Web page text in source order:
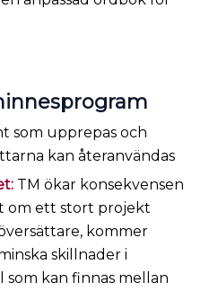
som upprepas och
kan återanvändas
TM ökar konsekvensen
om ett stort projekt
kommer
skillnader i
som kan finnas mellan